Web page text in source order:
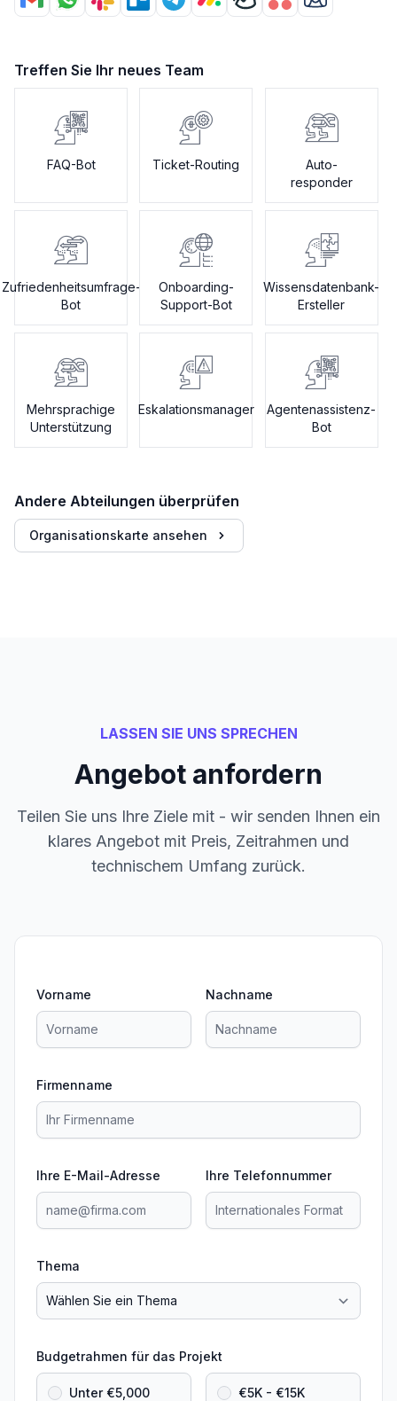
Treffen Sie Ihr neues Team
FAQ-Bot Ticket-Routing
Auto-
responder
Zufriedenheitsumfrage-
Bot
Onboarding-
Support-Bot
Wissensdatenbank-
Ersteller
Mehrsprachige
Unterstützung
Eskalationsmanager
Agentenassistenz-
Bot
Andere Abteilungen überprüfen
Organisationskarte ansehen
LASSEN SIE UNS SPRECHEN
Angebot anfordern
Teilen Sie uns Ihre Ziele mit - wir senden Ihnen ein
klares Angebot mit Preis, Zeitrahmen und
technischem Umfang zurück.
Vorname Nachname
Firmenname
Ihre E-Mail-Adresse Ihre Telefonnummer
Thema
Budgetrahmen für das Projekt
Unter €5,000 €5K - €15K